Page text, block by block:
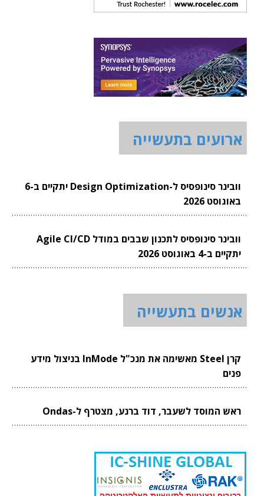
ארועים בתעשייה
וובינר סינופסיס ל-Design Optimization יתקיים ב-6
באוגוסט 2026
וובינר סינופסיס לתכנון שבבים במודל Agile CI/CD
יתקיים ב-4 באוגוסט 2026
אנשים בתעשייה
קרן Steel מאשימה את מנכ"ל InMode בניצול מידע
פנים
ראש המוסד לשעבר, דוד ברנע, מצטרף ל-Ondas